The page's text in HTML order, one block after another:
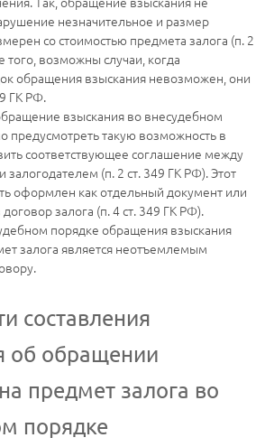
незначительное и размер
со стоимостью предмета залога (п. 2
того, возможны случаи, когда
обращения взыскания невозможен, они
ГК РФ.
взыскания во внесудебном
предусмотреть такую возможность в
соответствующее соглашение между
(п. 2 ст. 349 ГК РФ). Этот
оформлен как отдельный документ или
залога (п. 4 ст. 349 ГК РФ).
порядке обращения взыскания
залога является неотъемлемым
составления
об обращении
предмет залога во
порядке